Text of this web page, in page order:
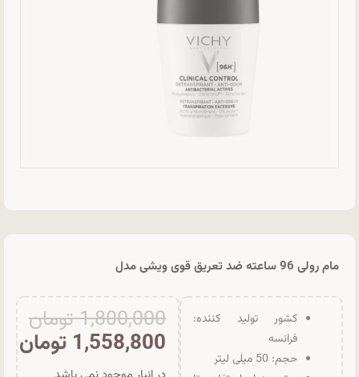
مام رولی 96 ساعته ضد تعریق قوی ویشی مدل
کشور تولید کننده:
فرانسه
حجم: 50 میلی لیتر
1,800,000تومان
1,558,800 تومان